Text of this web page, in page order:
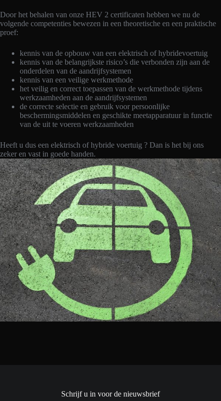
Door het behalen van onze HEV 2 certificaten hebben we nu de
volgende competenties bewezen in een theoretische en een praktische
proef:
kennis van de opbouw van een elektrisch of hybridevoertuig
kennis van de belangrijkste risico’s die verbonden zijn aan de
onderdelen van de aandrijfsystemen
kennis van een veilige werkmethode
het veilig en correct toepassen van de werkmethode tijdens
werkzaamheden aan de aandrijfsystemen
de correcte selectie en gebruik voor persoonlijke
beschermingsmiddelen en geschikte meetapparatuur in functie
van de uit te voeren werkzaamheden
Heeft u dus een elektrisch of hybride voertuig ? Dan is het bij ons
zeker en vast in goede handen.
Schrijf u in voor de nieuwsbrief